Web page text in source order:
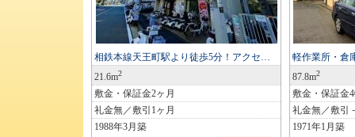
相鉄本線天王町駅より徒歩5分！アクセ…
21.6m2
敷金・保証金2ヶ月
礼金無／敷引1ヶ月
1988年3月築
軽作業所・倉
87.8m2
敷金・保証金
礼金無／敷引
1971年1月築